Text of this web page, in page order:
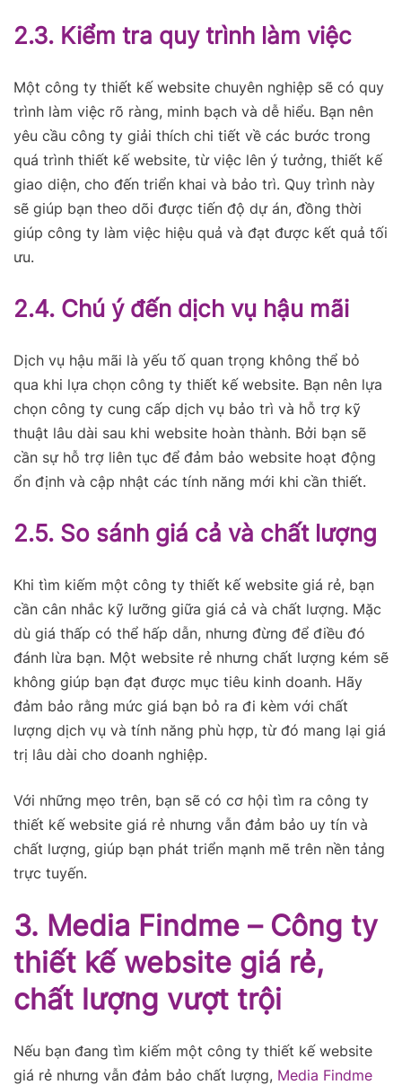
2.3. Kiểm tra quy trình làm việc
Một công ty thiết kế website chuyên nghiệp sẽ có quy
trình làm việc rõ ràng, minh bạch và dễ hiểu. Bạn nên
yêu cầu công ty giải thích chi tiết về các bước trong
quá trình thiết kế website, từ việc lên ý tưởng, thiết kế
giao diện, cho đến triển khai và bảo trì. Quy trình này
sẽ giúp bạn theo dõi được tiến độ dự án, đồng thời
giúp công ty làm việc hiệu quả và đạt được kết quả tối
ưu.
2.4. Chú ý đến dịch vụ hậu mãi
Dịch vụ hậu mãi là yếu tố quan trọng không thể bỏ
qua khi lựa chọn công ty thiết kế website. Bạn nên lựa
chọn công ty cung cấp dịch vụ bảo trì và hỗ trợ kỹ
thuật lâu dài sau khi website hoàn thành. Bởi bạn sẽ
cần sự hỗ trợ liên tục để đảm bảo website hoạt động
ổn định và cập nhật các tính năng mới khi cần thiết.
2.5. So sánh giá cả và chất lượng
Khi tìm kiếm một công ty thiết kế website giá rẻ, bạn
cần cân nhắc kỹ lưỡng giữa giá cả và chất lượng. Mặc
dù giá thấp có thể hấp dẫn, nhưng đừng để điều đó
đánh lừa bạn. Một website rẻ nhưng chất lượng kém sẽ
không giúp bạn đạt được mục tiêu kinh doanh. Hãy
đảm bảo rằng mức giá bạn bỏ ra đi kèm với chất
lượng dịch vụ và tính năng phù hợp, từ đó mang lại giá
trị lâu dài cho doanh nghiệp.
Với những mẹo trên, bạn sẽ có cơ hội tìm ra công ty
thiết kế website giá rẻ nhưng vẫn đảm bảo uy tín và
chất lượng, giúp bạn phát triển mạnh mẽ trên nền tảng
trực tuyến.
3. Media Findme – Công ty
thiết kế website giá rẻ,
chất lượng vượt trội
Nếu bạn đang tìm kiếm một công ty thiết kế website
giá rẻ nhưng vẫn đảm bảo chất lượng, Media Findme